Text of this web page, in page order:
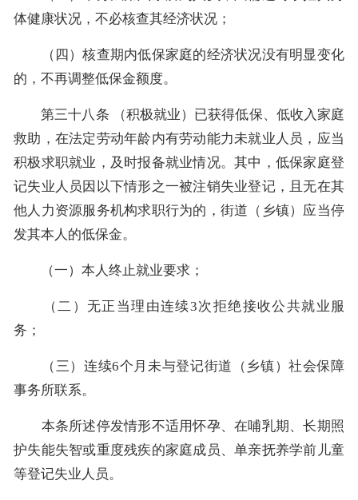
体健康状况，不必核查其经济状况；
（四）核查期内低保家庭的经济状况没有明显变化
的，不再调整低保金额度。
第三十八条 （积极就业）已获得低保、低收入家庭
救助，在法定劳动年龄内有劳动能力未就业人员，应当
积极求职就业，及时报备就业情况。其中，低保家庭登
记失业人员因以下情形之一被注销失业登记，且无在其
他人力资源服务机构求职行为的，街道（乡镇）应当停
发其本人的低保金。
（一）本人终止就业要求；
（二）无正当理由连续3次拒绝接收公共就业服
务；
（三）连续6个月未与登记街道（乡镇）社会保障
事务所联系。
本条所述停发情形不适用怀孕、在哺乳期、长期照
护失能失智或重度残疾的家庭成员、单亲抚养学前儿童
等登记失业人员。